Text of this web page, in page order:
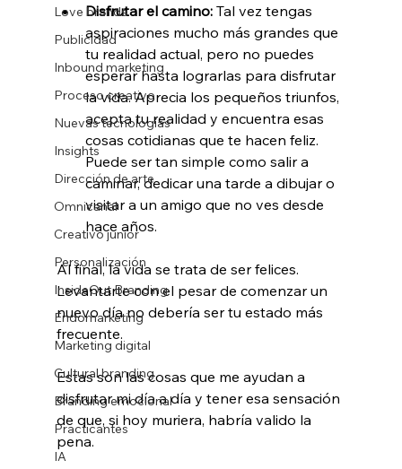
Love brands
Publicidad
Inbound marketing
Proceso creativo
Nuevas tecnologías
Insights
Dirección de arte
Omnicanal
Creativo junior
Personalización
InsideOut Branding
Endomarketing
Marketing digital
Cultural branding
Branding emocional
Practicantes
IA
Disfrutar el camino: Tal vez tengas
aspiraciones mucho más grandes que
tu realidad actual, pero no puedes
esperar hasta lograrlas para disfrutar
la vida. Aprecia los pequeños triunfos,
acepta tu realidad y encuentra esas
cosas cotidianas que te hacen feliz.
Puede ser tan simple como salir a
caminar, dedicar una tarde a dibujar o
visitar a un amigo que no ves desde
hace años.
Al final, la vida se trata de ser felices.
Levantarte con el pesar de comenzar un
nuevo día no debería ser tu estado más
frecuente.
Estas son las cosas que me ayudan a
disfrutar mi día a día y tener esa sensación
de que, si hoy muriera, habría valido la
pena.